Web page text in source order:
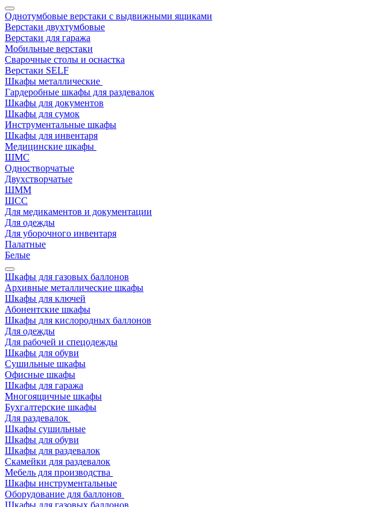
Однотумбовые верстаки с выдвижными ящиками
Верстаки двухтумбовые
Верстаки для гаража
Мобильные верстаки
Сварочные столы и оснастка
Верстаки SELF
Шкафы металлические
Гардеробные шкафы для раздевалок
Шкафы для документов
Шкафы для сумок
Инструментальные шкафы
Шкафы для инвентаря
Медицинские шкафы
ШМС
Одностворчатые
Двухстворчатые
ШММ
ШСС
Для медикаментов и документации
Для одежды
Для уборочного инвентаря
Палатные
Белые
Шкафы для газовых баллонов
Архивные металлические шкафы
Шкафы для ключей
Абонентские шкафы
Шкафы для кислородных баллонов
Для одежды
Для рабочей и спецодежды
Шкафы для обуви
Сушильные шкафы
Офисные шкафы
Шкафы для гаража
Многоящичные шкафы
Бухгалтерские шкафы
Для раздевалок
Шкафы сушильные
Шкафы для обуви
Шкафы для раздевалок
Скамейки для раздевалок
Мебель для производства
Шкафы инструментальные
Оборудование для баллонов
Шкафы для газовых баллонов